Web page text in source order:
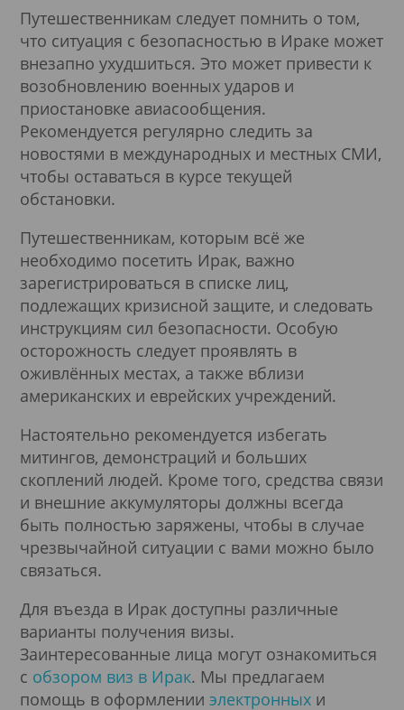
Путешественникам следует помнить о том,
что ситуация с безопасностью в Ираке может
внезапно ухудшиться. Это может привести к
возобновлению военных ударов и
приостановке авиасообщения.
Рекомендуется регулярно следить за
новостями в международных и местных СМИ,
чтобы оставаться в курсе текущей
обстановки.
Путешественникам, которым всё же
необходимо посетить Ирак, важно
зарегистрироваться в списке лиц,
подлежащих кризисной защите, и следовать
инструкциям сил безопасности. Особую
осторожность следует проявлять в
оживлённых местах, а также вблизи
американских и еврейских учреждений.
Настоятельно рекомендуется избегать
митингов, демонстраций и больших
скоплений людей. Кроме того, средства связи
и внешние аккумуляторы должны всегда
быть полностью заряжены, чтобы в случае
чрезвычайной ситуации с вами можно было
связаться.
Для въезда в Ирак доступны различные
варианты получения визы.
Заинтересованные лица могут ознакомиться
с обзором виз в Ирак. Мы предлагаем
помощь в оформлении электронных и